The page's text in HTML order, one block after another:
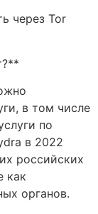
через Tor
в том числе
по
в 2022
российских
как
органов.